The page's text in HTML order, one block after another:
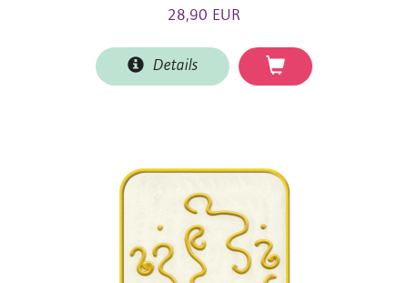
28,90 EUR
Details